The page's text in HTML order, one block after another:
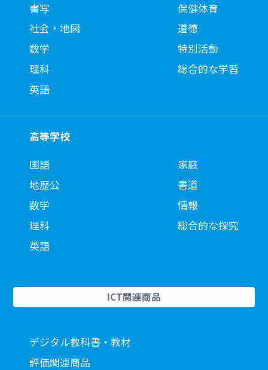
書写
社会・地図
数学
理科
英語
保健体育
道徳
特別活動
総合的な学習
高等学校
国語
地歴公
数学
理科
英語
家庭
書道
情報
総合的な探究
ICT関連商品
デジタル教科書・教材
評価関連商品